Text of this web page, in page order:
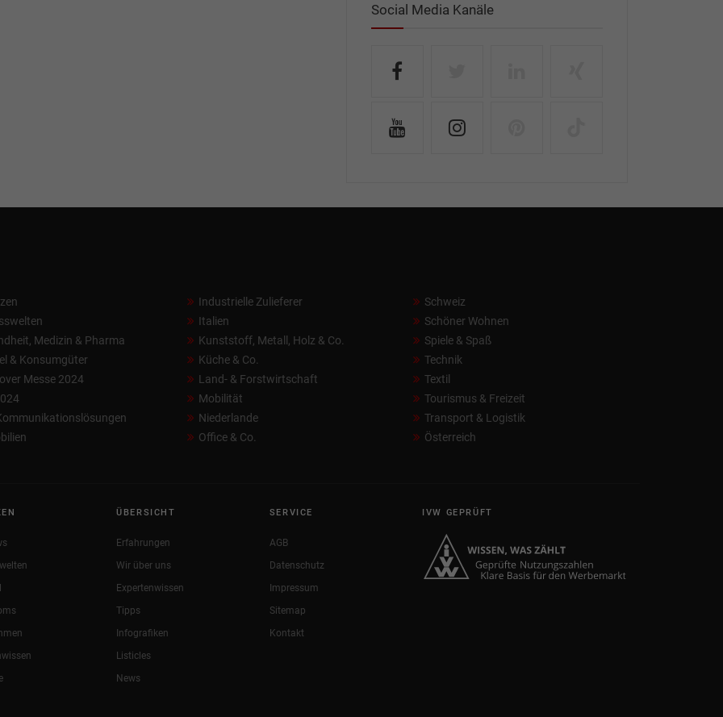
Social Media Kanäle
Medizin & Pharma
& Konsumgüter
Messe 2024
Industrielle Zulieferer
Italien
Kunststoff, Metall, Holz & Co.
Küche & Co.
Land- & Forstwirtschaft
Mobilität
Niederlande
Office & Co.
Schweiz
Schöner Wohnen
Spiele & Spaß
Technik
Textil
Tourismus & Freizeit
Transport & Logistik
Österreich
ÜBERSICHT
Erfahrungen
Wir über uns
Expertenwissen
Tipps
Infografiken
Listicles
News
SERVICE
AGB
Datenschutz
Impressum
Sitemap
Kontakt
IVW GEPRÜFT